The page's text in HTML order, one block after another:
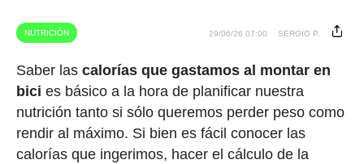
NUTRICIÓN 29/06/26 07:00 SERGIO P.
Saber las calorías que gastamos al montar en
bici es básico a la hora de planificar nuestra
nutrición tanto si sólo queremos perder peso como
rendir al máximo. Si bien es fácil conocer las
calorías que ingerimos, hacer el cálculo de la